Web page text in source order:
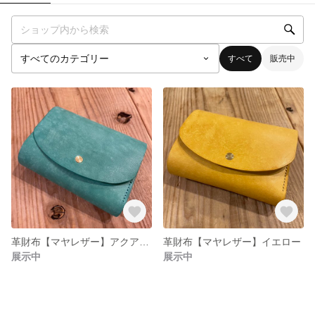
すべて 販売中
展示中
革財布【マヤレザー】イエロー
展示中